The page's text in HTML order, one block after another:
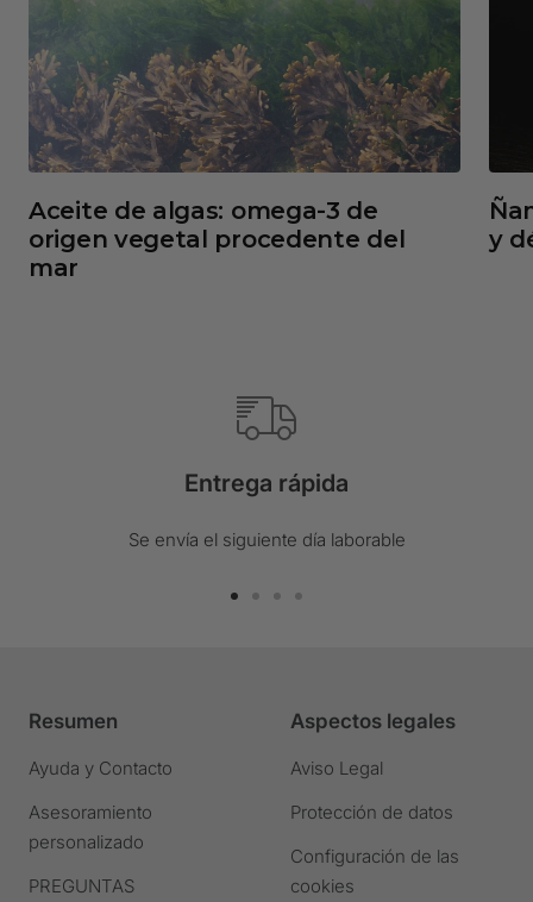
Aceite de algas: omega-3 de
origen vegetal procedente del
mar
y
Entrega rápida
Se envía el siguiente día laborable
diapositiva
diapositiva
diapositiva
4
Ir
la
diapositiva
Resumen
Ayuda y Contacto
Asesoramiento
personalizado
PREGUNTAS
Aspectos legales
Aviso Legal
Protección de datos
Configuración de las
cookies